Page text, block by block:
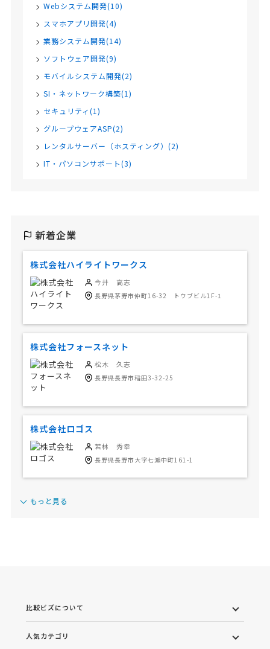
Webシステム開発(10)
スマホアプリ開発(4)
業務システム開発(14)
ソフトウェア開発(9)
モバイルシステム開発(2)
SI・ネットワーク構築(1)
セキュリティ(1)
グループウェアASP(2)
レンタルサーバー（ホスティング）(2)
IT・パソコンサポート(3)
新着企業
株式会社ハイライトワークス
今井 高志
長野県茅野市仲町16-32 トウブビル1F-1
株式会社フォースネット
松木 久志
長野県長野市稲田3-32-25
株式会社ロゴス
若林 秀幸
長野県長野市大字七瀬中町161-1
もっと見る
比較ビズについて
人気カテゴリ